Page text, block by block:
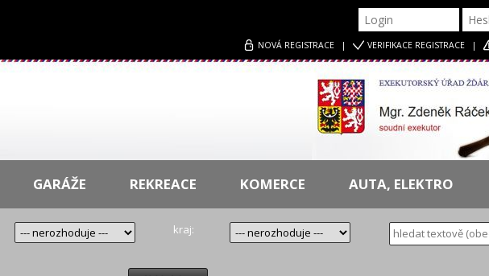
NOVÁ REGISTRACE| VERIFIKACEREGISTRACE|
GARÁŽE REKREACE KOMERCE AUTA, ELEKTRO
kraj: